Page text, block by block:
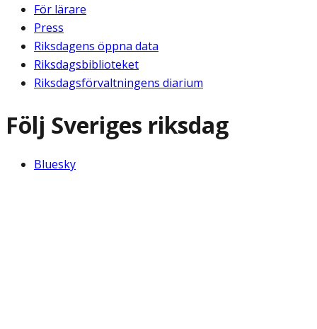
För lärare
Press
Riksdagens öppna data
Riksdagsbiblioteket
Riksdagsförvaltningens diarium
Följ Sveriges riksdag
Bluesky